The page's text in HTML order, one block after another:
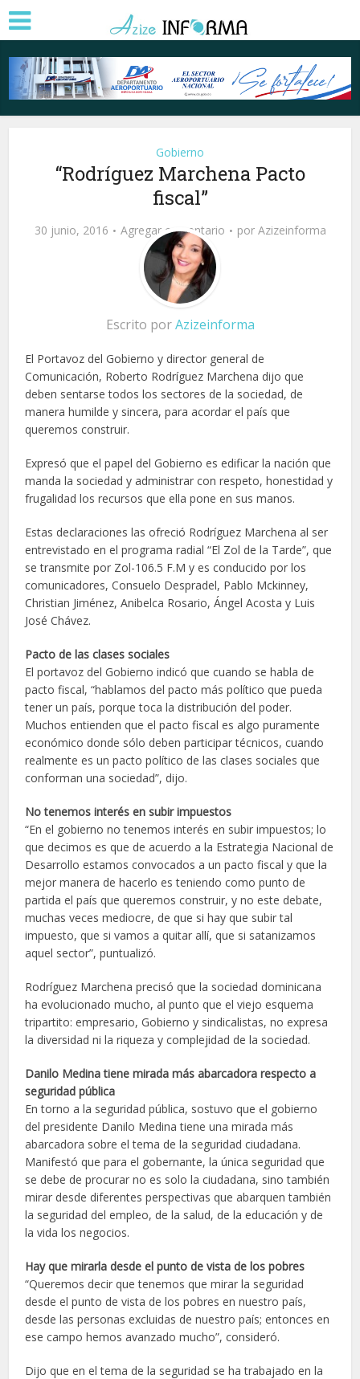
Gobierno
“Rodríguez Marchena Pacto
fiscal”
30 junio, 2016 Agregar comentario por Azizeinforma
Escrito porAzizeinforma
El Portavoz del Gobierno y director general de
Comunicación, Roberto Rodríguez Marchena dijo que
deben sentarse todos los sectores de la sociedad, de
manera humilde y sincera, para acordar el país que
queremos construir.
Expresó que el papel del Gobierno es edificar la nación que
manda la sociedad y administrar con respeto, honestidad y
frugalidad los recursos que ella pone en sus manos.
Estas declaraciones las ofreció Rodríguez Marchena al ser
entrevistado en el programa radial “El Zol de la Tarde”, que
se transmite por Zol-106.5 F.M y es conducido por los
comunicadores, Consuelo Despradel, Pablo Mckinney,
Christian Jiménez, Anibelca Rosario, Ángel Acosta y Luis
José Chávez.
Pacto de las clases sociales
El portavoz del Gobierno indicó que cuando se habla de
pacto fiscal, “hablamos del pacto más político que pueda
tener un país, porque toca la distribución del poder.
Muchos entienden que el pacto fiscal es algo puramente
económico donde sólo deben participar técnicos, cuando
realmente es un pacto político de las clases sociales que
conforman una sociedad”, dijo.
No tenemos interés en subir impuestos
“En el gobierno no tenemos interés en subir impuestos; lo
que decimos es que de acuerdo a la Estrategia Nacional de
Desarrollo estamos convocados a un pacto fiscal y que la
mejor manera de hacerlo es teniendo como punto de
partida el país que queremos construir, y no este debate,
muchas veces mediocre, de que si hay que subir tal
impuesto, que si vamos a quitar allí, que si satanizamos
aquel sector”, puntualizó.
Rodríguez Marchena precisó que la sociedad dominicana
ha evolucionado mucho, al punto que el viejo esquema
tripartito: empresario, Gobierno y sindicalistas, no expresa
la diversidad ni la riqueza y complejidad de la sociedad.
Danilo Medina tiene mirada más abarcadora respecto a
seguridad pública
En torno a la seguridad pública, sostuvo que el gobierno
del presidente Danilo Medina tiene una mirada más
abarcadora sobre el tema de la seguridad ciudadana.
Manifestó que para el gobernante, la única seguridad que
se debe de procurar no es solo la ciudadana, sino también
mirar desde diferentes perspectivas que abarquen también
la seguridad del empleo, de la salud, de la educación y de
la vida los negocios.
Hay que mirarla desde el punto de vista de los pobres
“Queremos decir que tenemos que mirar la seguridad
desde el punto de vista de los pobres en nuestro país,
desde las personas excluidas de nuestro país; entonces en
ese campo hemos avanzado mucho”, consideró.
Dijo que en el tema de la seguridad se ha trabajado en la